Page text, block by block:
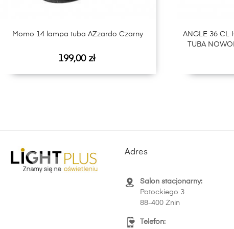
Momo 14 lampa tuba AZzardo Czarny
Cena
199,00 zł
ANGLE 36 CL
TUBA
Adres
Salon stacjonarny:
Potockiego 3
88-400 Żnin
Telefon: